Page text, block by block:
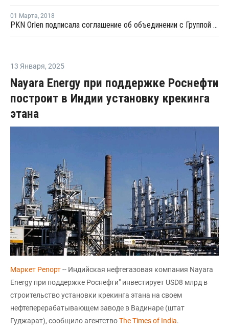
01 Марта, 2018
PKN Orlen подписала соглашение об объединении с Группой Lotos
13 Января, 2025
Nayara Energy при поддержке Роснефти
построит в Индии установку крекинга
этана
Маркет Репорт-- Индийская нефтегазовая компания Nayara
Energy при поддержке Роснефти" инвестирует USD8 млрд в
строительство установки крекинга этана на своем
нефтеперерабатывающем заводе в Вадинаре (штат
Гуджарат), сообщило агентствоThe Times of India.